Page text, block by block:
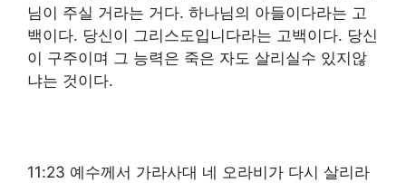
님이 주실 거라는 거다. 하나님의 아들이다라는 고
백이다. 당신이 그리스도입니다라는 고백이다. 당신
이 구주이며 그 능력은 죽은 자도 살리실수 있지않
냐는 것이다.
11:23 예수께서 가라사대 네 오라비가 다시 살리라